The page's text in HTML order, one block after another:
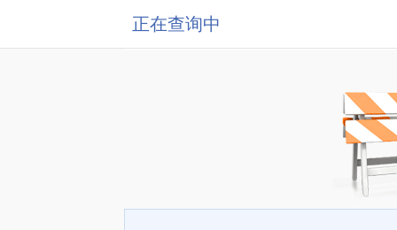
正在查询中